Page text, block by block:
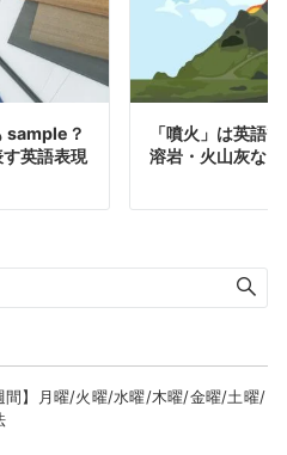
sample？
英語表現
「噴火」は英語
溶岩・火山灰な
間】月曜/火曜/水曜/木曜/金曜/土曜/